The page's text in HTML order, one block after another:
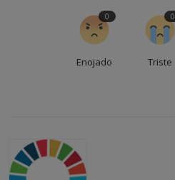
Enojado
0
Triste
0